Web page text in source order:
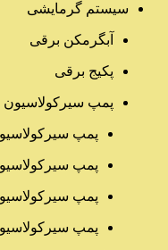
سیستم گرمایشی
آبگرمکن برقی
پکیج برقی
پمپ سیرکولاسیون
پمپ
پمپ
پمپ
پمپ